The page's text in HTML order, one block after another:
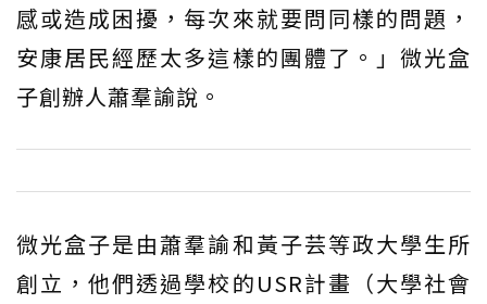
感或造成困擾，每次來就要問同樣的問題，
安康居民經歷太多這樣的團體了。」微光盒
子創辦人蕭羣諭說。
微光盒子是由蕭羣諭和黃子芸等政大學生所
創立，他們透過學校的USR計畫（大學社會